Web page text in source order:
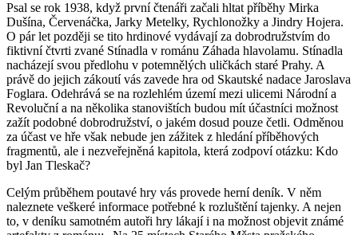
Psal se rok 1938, když první čtenáři začali hltat příběhy Mirka
Dušína, Červenáčka, Jarky Metelky, Rychlonožky a Jindry Hojera.
O pár let později se tito hrdinové vydávají za dobrodružstvím do
fiktivní čtvrti zvané Stínadla v románu Záhada hlavolamu. Stínadla
nacházejí svou předlohu v potemnělých uličkách staré Prahy. A
právě do jejich zákoutí vás zavede hra od Skautské nadace Jaroslava
Foglara. Odehrává se na rozlehlém území mezi ulicemi Národní a
Revoluční a na několika stanovištích budou mít účastníci možnost
zažít podobné dobrodružství, o jakém dosud pouze četli. Odměnou
za účast ve hře však nebude jen zážitek z hledání příběhových
fragmentů, ale i nezveřejněná kapitola, která zodpoví otázku: Kdo
byl Jan Tleskač?
Celým průběhem poutavé hry vás provede herní deník. V něm
naleznete veškeré informace potřebné k rozluštění tajenky. A nejen
to, v deníku samotném autoři hry lákají i na možnost objevit známé